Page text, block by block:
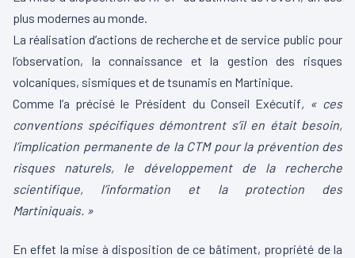
plus modernes au monde.
La réalisation d’actions de recherche et de service public pour
l’observation, la connaissance et la gestion des risques
volcaniques, sismiques et de tsunamis en Martinique.
Comme l’a précisé le Président du Conseil Exécutif, « ces
conventions spécifiques démontrent s’il en était besoin,
l’implication permanente de la CTM pour la prévention des
risques naturels, le développement de la recherche
scientifique, l’information et la protection des
Martiniquais. »
En effet la mise à disposition de ce bâtiment, propriété de la